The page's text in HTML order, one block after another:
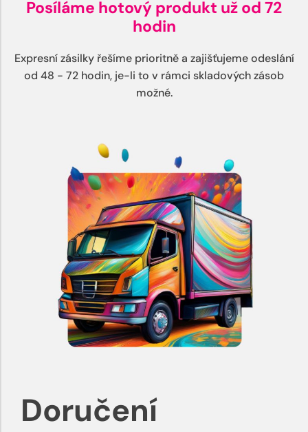
Posíláme hotový produkt už od 72
hodin
Expresní zásilky řešíme prioritně a zajišťujeme odeslání
od 48 - 72 hodin, je-li to v rámci skladových zásob
možné.
Doručení